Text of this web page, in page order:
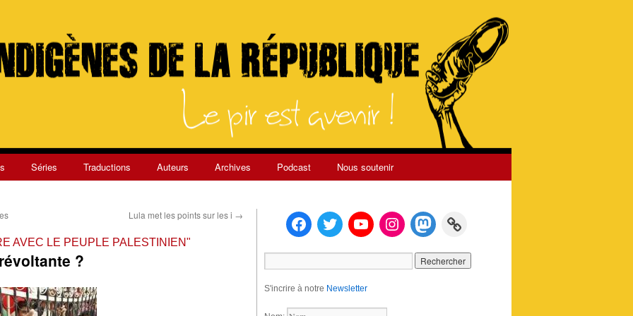
Séries Traductions Auteurs Archives Podcast Nous soutenir
Lula met les points sur les i →
AVEC LE PEUPLE PALESTINIEN"
?
S'incrire à notre Newsletter